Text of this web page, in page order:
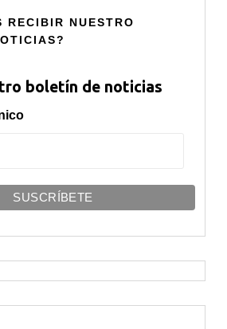
RECIBIR NUESTRO
boletín de noticias